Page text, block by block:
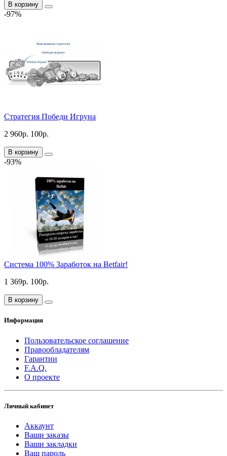
В корзину
-97%
Стратегия Победи Игруна
2 960р. 100р.
В корзину
-93%
Система 100% Заработок на Betfair!
1 369р. 100р.
В корзину
Информация
Пользовательское соглашение
Правообладателям
Гарантии
F.A.Q.
О проекте
Личный кабинет
Аккаунт
Ваши заказы
Ваши закладки
Ваш пароль